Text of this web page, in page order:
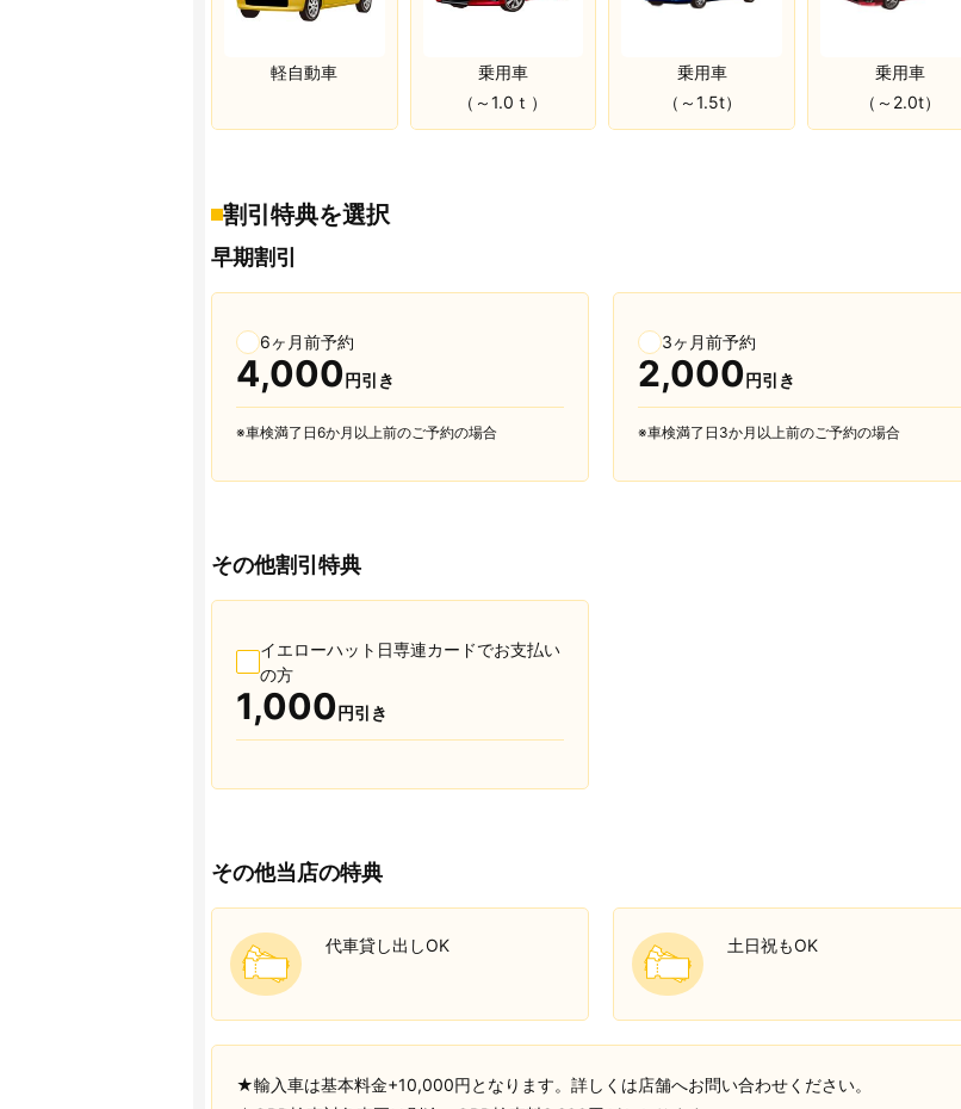
軽自動車
乗用車
（～1.0ｔ）
乗用車
（～1.5t）
乗用車
（～2.0t）
割引特典を選択
早期割引
6ヶ月前予約
4,000円引き
※車検満了日6か月以上前のご予約の場合
3ヶ月前予約
2,000円引き
※車検満了日3か月以上前のご予約の場合
その他割引特典
イエローハット日専連カードでお支払い
の方
1,000円引き
その他当店の特典
代車貸し出しOK 土日祝もOK
★輸入車は基本料金+10,000円となります。詳しくは店舗へお問い合わせください。